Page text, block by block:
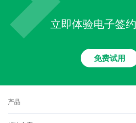
立即体验电子签
免费试用
产品